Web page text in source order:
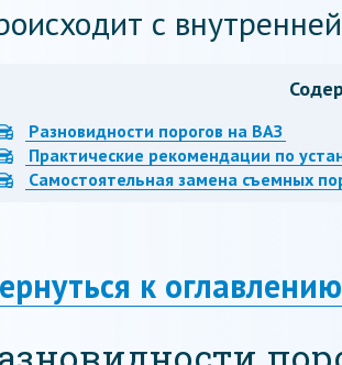
с
Разновидности порогов на ВАЗ
Практические рекомендации по
Самостоятельная замена съемных
к оглавлению